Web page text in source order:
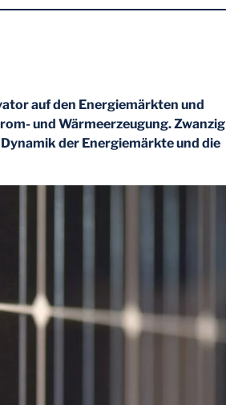
auf den Energiemärkten und
und Wärmeerzeugung. Zwanzig
der Energiemärkte und die